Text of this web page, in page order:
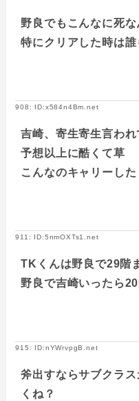
野良でもこんなに死な
特にクリアした時は
908: ID:x584n4Bm.net
吉崎、寄生寄生言わ
予想以上に酷くて草
こんなのキャリーした
911: ID:5nmOXTs1.net
TKくんは野良で29階
野良で吉崎いったら
915: ID:nYWrvpgB.net
斧出すならサブクラ
くね？